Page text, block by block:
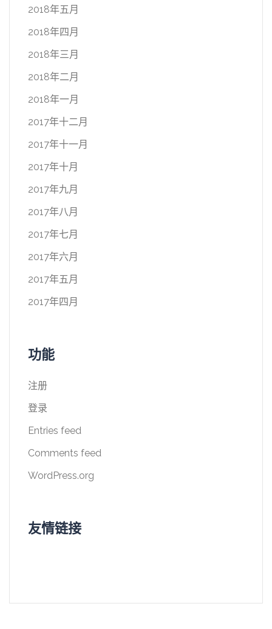
2018年五月
2018年四月
2018年三月
2018年二月
2018年一月
2017年十二月
2017年十一月
2017年十月
2017年九月
2017年八月
2017年七月
2017年六月
2017年五月
2017年四月
功能
注册
登录
Entries feed
Comments feed
WordPress.org
友情链接